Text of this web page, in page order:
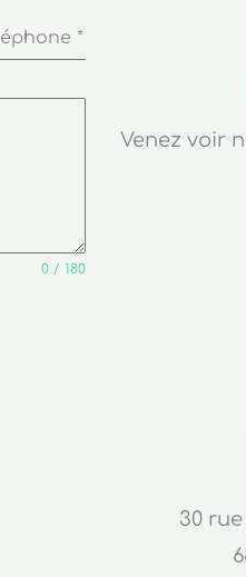
*
0 / 180
Venez voir
30